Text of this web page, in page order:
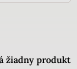
žiadny produkt